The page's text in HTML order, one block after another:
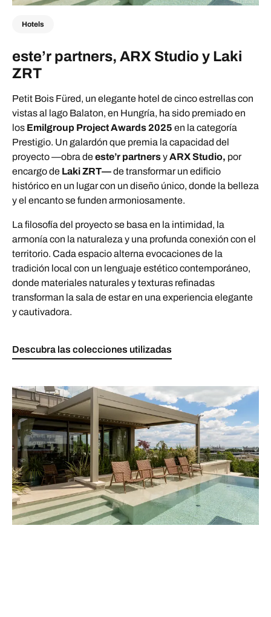
Hotels
este’r partners, ARX Studio y Laki
ZRT
Petit Bois Füred, un elegante hotel de cinco estrellas con
vistas al lago Balaton, en Hungría, ha sido premiado en
los Emilgroup Project Awards 2025 en la categoría
Prestigio. Un galardón que premia la capacidad del
proyecto —obra deeste’r partnersyARX Studio, por
encargo de Laki ZRT—de transformar un edificio
histórico en un lugar con un diseño único, donde la belleza
y el encanto se funden armoniosamente.
La filosofía del proyecto se basa en la intimidad, la
armonía con la naturaleza y una profunda conexión con el
territorio. Cada espacio alterna evocaciones de la
tradición local con un lenguaje estético contemporáneo,
donde materiales naturales y texturas refinadas
transforman la sala de estar en una experiencia elegante
y cautivadora.
Descubra las colecciones utilizadas